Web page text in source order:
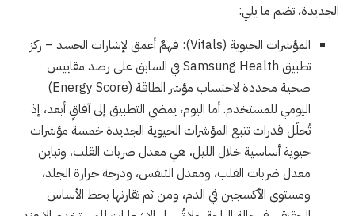
الجديدة، تضم ما يلي:
المؤشرات الحيوية (Vitals): فهمٌ أعمق لإشارات الجسد – ركز
تطبيق Samsung Health في السابق على رصد مقاييس
صحية محددة لاحتساب مؤشر الطاقة (Energy Score)
اليومي للمستخدم. أما اليوم، يمضي التطبيق إلى آفاقٍ أبعد، إذ
تُحلّل قدرات تتبع المؤشرات الحيوية الجديدة خمسة مؤشرات
حيوية أساسية خلال الليل، هي معدل ضربات القلب، وتباين
معدل ضربات القلب، ومعدل التنفس، ودرجة حرارة الجلد،
ومستوى الأكسجين في الدم، ومن ثم تقارنها بخط الأساس